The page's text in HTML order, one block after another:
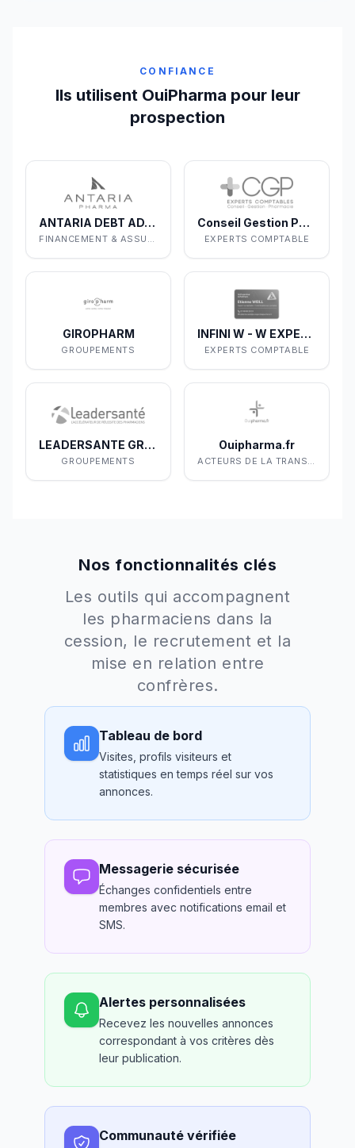
CONFIANCE
Ils utilisent OuiPharma pour leur
prospection
ANTARIA DEBT ADVISORS
FINANCEMENT & ASSURANCES
Conseil Gestion Pharmacie
EXPERTS COMPTABLE
GIROPHARM
GROUPEMENTS
INFINI W - W EXPERTISE & PARTNERS
EXPERTS COMPTABLE
LEADERSANTE GROUPEMENT
GROUPEMENTS
Ouipharma.fr
ACTEURS DE LA TRANSACTION
Nos fonctionnalités clés
Les outils qui accompagnent
les pharmaciens dans la
cession, le recrutement et la
mise en relation entre
confrères.
Tableau de bord
Visites, profils visiteurs et
statistiques en temps réel sur vos
annonces.
Messagerie sécurisée
Échanges confidentiels entre
membres avec notifications email et
SMS.
Alertes personnalisées
Recevez les nouvelles annonces
correspondant à vos critères dès
leur publication.
Communauté vérifiée